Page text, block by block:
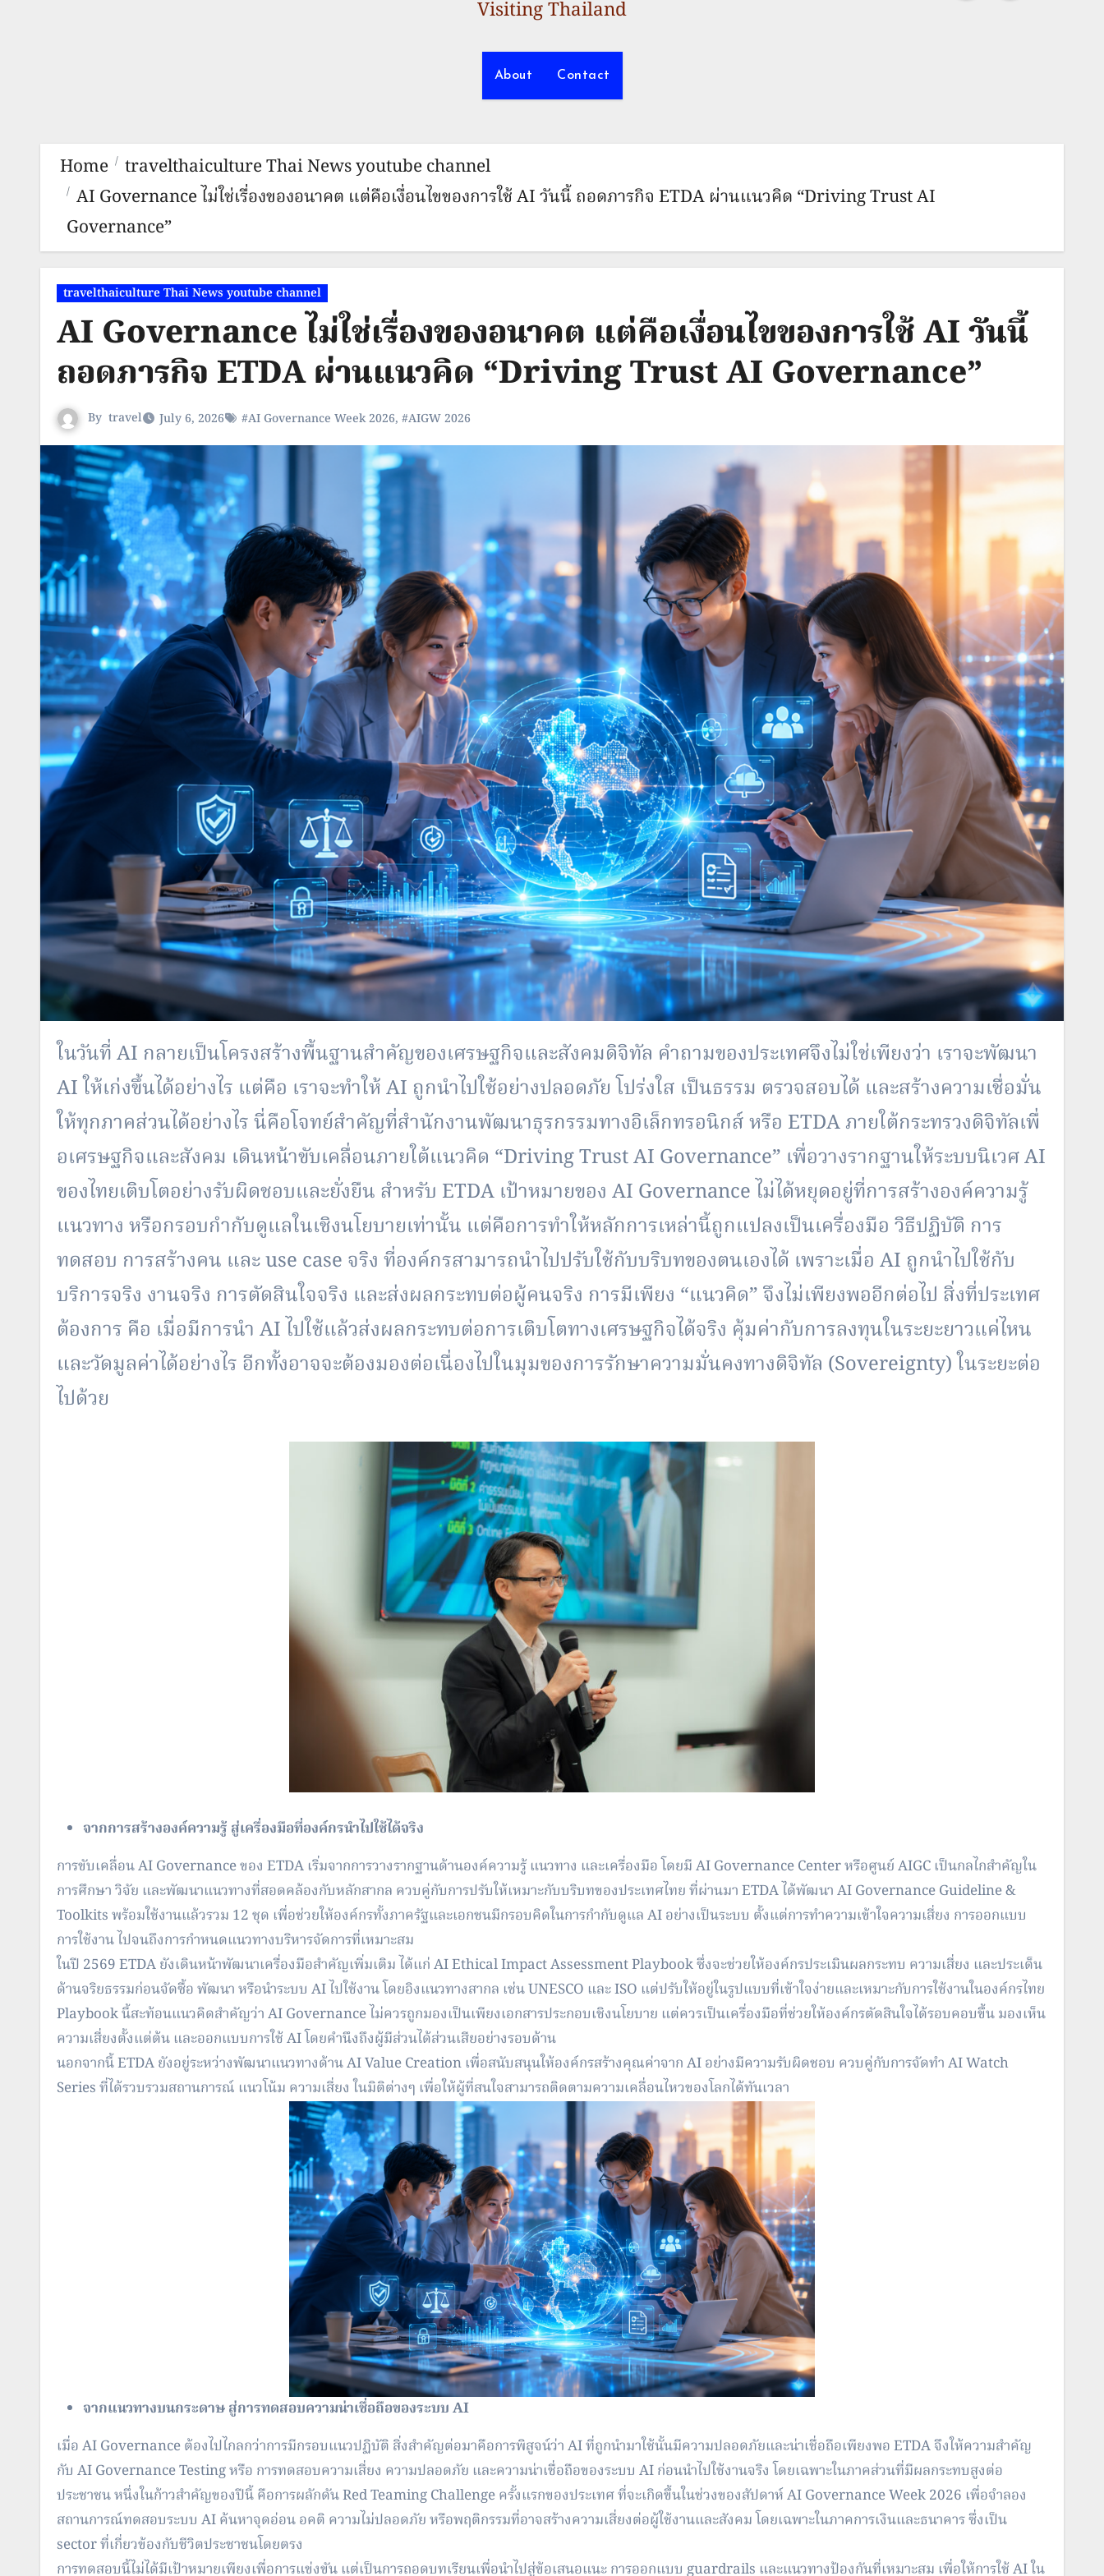
Visiting Thailand
About Contact
Home
travelthaiculture Thai News youtube channel
AI Governance ไม่ใช่เรื่องของอนาคต แต่คือเงื่อนไขของการใช้ AI วันนี้ ถอดภารกิจ ETDA ผ่านแนวคิด “Driving Trust AI
Governance”
travelthaiculture Thai News youtube channel
AI Governance ไม่ใช่เรื่องของอนาคต แต่คือเงื่อนไขของการใช้ AI วันนี้
ถอดภารกิจ ETDA ผ่านแนวคิด “Driving Trust AI Governance”
By travel July 6, 2026 #AI Governance Week 2026, #AIGW 2026
ในวันที่ AI กลายเป็นโครงสร้างพื้นฐานสำคัญของเศรษฐกิจและสังคมดิจิทัล คำถามของประเทศจึงไม่ใช่เพียงว่า เราจะพัฒนา
AI ให้เก่งขึ้นได้อย่างไร แต่คือ เราจะทำให้ AI ถูกนำไปใช้อย่างปลอดภัย โปร่งใส เป็นธรรม ตรวจสอบได้ และสร้างความเชื่อมั่น
ให้ทุกภาคส่วนได้อย่างไร นี่คือโจทย์สำคัญที่สำนักงานพัฒนาธุรกรรมทางอิเล็กทรอนิกส์ หรือ ETDA ภายใต้กระทรวงดิจิทัลเพื่
อเศรษฐกิจและสังคม เดินหน้าขับเคลื่อนภายใต้แนวคิด “Driving Trust AI Governance” เพื่อวางรากฐานให้ระบบนิเวศ AI
ของไทยเติบโตอย่างรับผิดชอบและยั่งยืน สำหรับ ETDA เป้าหมายของ AI Governance ไม่ได้หยุดอยู่ที่การสร้างองค์ความรู้
แนวทาง หรือกรอบกำกับดูแลในเชิงนโยบายเท่านั้น แต่คือการทำให้หลักการเหล่านี้ถูกแปลงเป็นเครื่องมือ วิธีปฏิบัติ การ
ทดสอบ การสร้างคน และ use case จริง ที่องค์กรสามารถนำไปปรับใช้กับบริบทของตนเองได้ เพราะเมื่อ AI ถูกนำไปใช้กับ
บริการจริง งานจริง การตัดสินใจจริง และส่งผลกระทบต่อผู้คนจริง การมีเพียง “แนวคิด” จึงไม่เพียงพออีกต่อไป สิ่งที่ประเทศ
ต้องการ คือ เมื่อมีการนำ AI ไปใช้แล้วส่งผลกระทบต่อการเติบโตทางเศรษฐกิจได้จริง คุ้มค่ากับการลงทุนในระยะยาวแค่ไหน
และวัดมูลค่าได้อย่างไร อีกทั้งอาจจะต้องมองต่อเนื่องไปในมุมของการรักษาความมั่นคงทางดิจิทัล (Sovereignty) ในระยะต่อ
ไปด้วย
จากการสร้างองค์ความรู้ สู่เครื่องมือที่องค์กรนำไปใช้ได้จริง
การขับเคลื่อน AI Governance ของ ETDA เริ่มจากการวางรากฐานด้านองค์ความรู้ แนวทาง และเครื่องมือ โดยมี AI Governance Center หรือศูนย์ AIGC เป็นกลไกสำคัญใน
การศึกษา วิจัย และพัฒนาแนวทางที่สอดคล้องกับหลักสากล ควบคู่กับการปรับให้เหมาะกับบริบทของประเทศไทย ที่ผ่านมา ETDA ได้พัฒนา AI Governance Guideline &
Toolkits พร้อมใช้งานแล้วรวม 12 ชุด เพื่อช่วยให้องค์กรทั้งภาครัฐและเอกชนมีกรอบคิดในการกำกับดูแล AI อย่างเป็นระบบ ตั้งแต่การทำความเข้าใจความเสี่ยง การออกแบบ
การใช้งาน ไปจนถึงการกำหนดแนวทางบริหารจัดการที่เหมาะสม
ในปี 2569 ETDA ยังเดินหน้าพัฒนาเครื่องมือสำคัญเพิ่มเติม ได้แก่ AI Ethical Impact Assessment Playbook ซึ่งจะช่วยให้องค์กรประเมินผลกระทบ ความเสี่ยง และประเด็น
ด้านจริยธรรมก่อนจัดซื้อ พัฒนา หรือนำระบบ AI ไปใช้งาน โดยอิงแนวทางสากล เช่น UNESCO และ ISO แต่ปรับให้อยู่ในรูปแบบที่เข้าใจง่ายและเหมาะกับการใช้งานในองค์กรไทย
Playbook นี้สะท้อนแนวคิดสำคัญว่า AI Governance ไม่ควรถูกมองเป็นเพียงเอกสารประกอบเชิงนโยบาย แต่ควรเป็นเครื่องมือที่ช่วยให้องค์กรตัดสินใจได้รอบคอบขึ้น มองเห็น
ความเสี่ยงตั้งแต่ต้น และออกแบบการใช้ AI โดยคำนึงถึงผู้มีส่วนได้ส่วนเสียอย่างรอบด้าน
นอกจากนี้ ETDA ยังอยู่ระหว่างพัฒนาแนวทางด้าน AI Value Creation เพื่อสนับสนุนให้องค์กรสร้างคุณค่าจาก AI อย่างมีความรับผิดชอบ ควบคู่กับการจัดทำ AI Watch
Series ที่ได้รวบรวมสถานการณ์ แนวโน้ม ความเสี่ยง ในมิติต่างๆ เพื่อให้ผู้ที่สนใจสามารถติดตามความเคลื่อนไหวของโลกได้ทันเวลา
จากแนวทางบนกระดาษ สู่การทดสอบความน่าเชื่อถือของระบบ AI
เมื่อ AI Governance ต้องไปไกลกว่าการมีกรอบแนวปฏิบัติ สิ่งสำคัญต่อมาคือการพิสูจน์ว่า AI ที่ถูกนำมาใช้นั้นมีความปลอดภัยและน่าเชื่อถือเพียงพอ ETDA จึงให้ความสำคัญ
กับ AI Governance Testing หรือ การทดสอบความเสี่ยง ความปลอดภัย และความน่าเชื่อถือของระบบ AI ก่อนนำไปใช้งานจริง โดยเฉพาะในภาคส่วนที่มีผลกระทบสูงต่อ
ประชาชน หนึ่งในก้าวสำคัญของปีนี้ คือการผลักดัน Red Teaming Challenge ครั้งแรกของประเทศ ที่จะเกิดขึ้นในช่วงของสัปดาห์ AI Governance Week 2026 เพื่อจำลอง
สถานการณ์ทดสอบระบบ AI ค้นหาจุดอ่อน อคติ ความไม่ปลอดภัย หรือพฤติกรรมที่อาจสร้างความเสี่ยงต่อผู้ใช้งานและสังคม โดยเฉพาะในภาคการเงินและธนาคาร ซึ่งเป็น
sector ที่เกี่ยวข้องกับชีวิตประชาชนโดยตรง
การทดสอบนี้ไม่ได้มีเป้าหมายเพียงเพื่อการแข่งขัน แต่เป็นการถอดบทเรียนเพื่อนำไปสู่ข้อเสนอแนะ การออกแบบ guardrails และแนวทางป้องกันที่เหมาะสม เพื่อให้การใช้ AI ใน